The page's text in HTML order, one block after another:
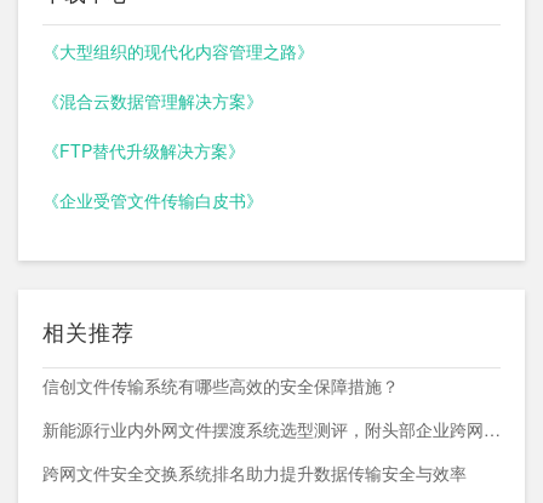
《大型组织的现代化内容管理之路》
《混合云数据管理解决方案》
《FTP替代升级解决方案》
《企业受管文件传输白皮书》
相关推荐
信创文件传输系统有哪些高效的安全保障措施？
新能源行业内外网文件摆渡系统选型测评，附头部企业跨网部署案例
跨网文件安全交换系统排名助力提升数据传输安全与效率